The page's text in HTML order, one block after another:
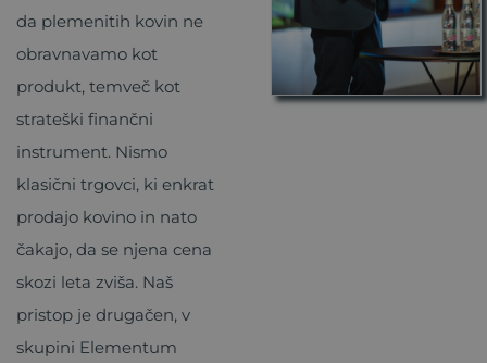
da plemenitih kovin ne
obravnavamo kot
produkt, temveč kot
strateški finančni
instrument. Nismo
klasični trgovci, ki enkrat
prodajo kovino in nato
čakajo, da se njena cena
skozi leta zviša. Naš
pristop je drugačen, v
skupini Elementum